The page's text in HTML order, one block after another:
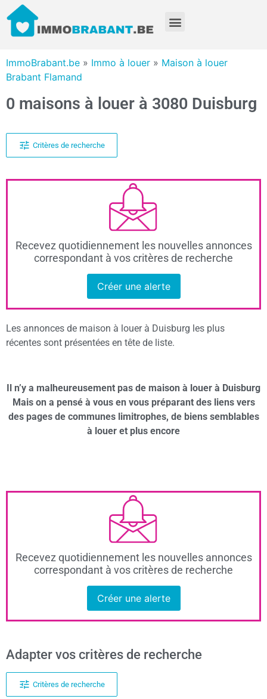
ImmoBrabant.be » Immo à louer » Maison à louer
Brabant Flamand
0 maisons à louer à 3080 Duisburg
Critères de recherche
Recevez quotidiennement les nouvelles annonces
correspondant à vos critères de recherche
Créer une alerte
Les annonces de maison à louer à Duisburg les plus
récentes sont présentées en tête de liste.
Il n’y a malheureusement pas de maison à louer à Duisburg
Mais on a pensé à vous en vous préparant des liens vers
des pages de communes limitrophes, de biens semblables
à louer et plus encore
Recevez quotidiennement les nouvelles annonces
correspondant à vos critères de recherche
Créer une alerte
Adapter vos critères de recherche
Critères de recherche